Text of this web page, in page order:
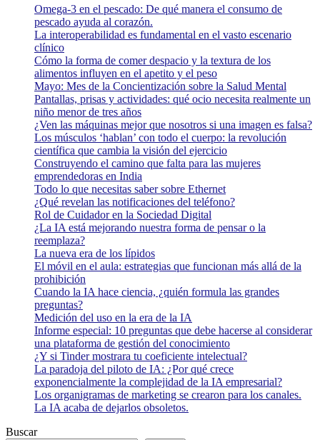
Omega-3 en el pescado: De qué manera el consumo de
pescado ayuda al corazón.
La interoperabilidad es fundamental en el vasto escenario
clínico
Cómo la forma de comer despacio y la textura de los
alimentos influyen en el apetito y el peso
Mayo: Mes de la Concientización sobre la Salud Mental
Pantallas, prisas y actividades: qué ocio necesita realmente un
niño menor de tres años
¿Ven las máquinas mejor que nosotros si una imagen es falsa?
Los músculos ‘hablan’ con todo el cuerpo: la revolución
científica que cambia la visión del ejercicio
Construyendo el camino que falta para las mujeres
emprendedoras en India
Todo lo que necesitas saber sobre Ethernet
¿Qué revelan las notificaciones del teléfono?
Rol de Cuidador en la Sociedad Digital
¿La IA está mejorando nuestra forma de pensar o la
reemplaza?
La nueva era de los lípidos
El móvil en el aula: estrategias que funcionan más allá de la
prohibición
Cuando la IA hace ciencia, ¿quién formula las grandes
preguntas?
Medición del uso en la era de la IA
Informe especial: 10 preguntas que debe hacerse al considerar
una plataforma de gestión del conocimiento
¿Y si Tinder mostrara tu coeficiente intelectual?
La paradoja del piloto de IA: ¿Por qué crece
exponencialmente la complejidad de la IA empresarial?
Los organigramas de marketing se crearon para los canales.
La IA acaba de dejarlos obsoletos.
Buscar